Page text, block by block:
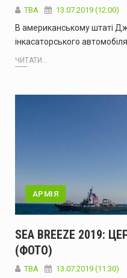
ТВА 13.07.2019 (12:00)
В американському штаті
інкасаторського
ЧИТАТИ...
АРМІЯ
SEA BREEZE 2019:
(ФОТО)
ТВА 13.07.2019 (11:30)